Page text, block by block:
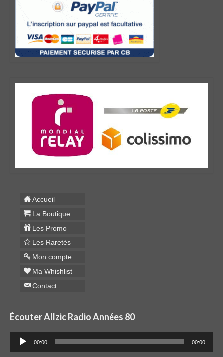
Accueil
La Boutique
Les Promo
Les Raretés
Mon compte
Ma Whishlist
Contact
Écouter Allzic Radio Années 80
Lecteur
audio
00:00 00:00